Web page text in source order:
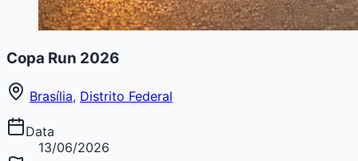
Copa Run 2026
Brasília, Distrito Federal
Data
13/06/2026